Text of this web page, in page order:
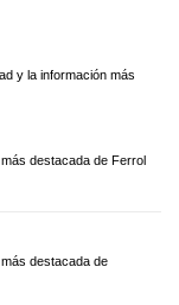
y la información más
destacada de Ferrol
destacada de